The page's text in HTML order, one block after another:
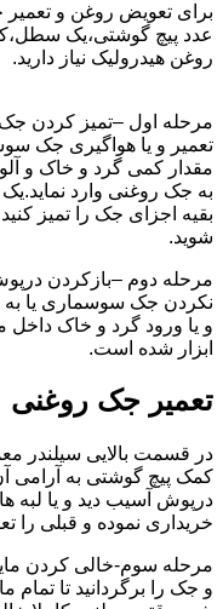
برای تعویض روغن و
عدد پیچ گوشتی،یک
روغن هیدرولیک نیاز دارید.
مرحله اول –تمیز کردن جک
تعمیر و یا هواگیری جک
مقدار کمی گرد و خاک و
به جک روغنی وارد
بقیه اجزای جک را تمیز
شوید.
مرحله دوم –بازکردن
نکردن جک سوسماری یا
و یا ورود گرد و خاک داخل
ابزار شده است.
تعمیر جک روغنی
در قسمت بالایی سیلندر
کمک پیچ گوشتی به آرامی
درپوش آسیب دید و یا لبه
خریداری نموده و قبلی را
مرحله سوم-خالی کردن
و جک را برگردانید تا